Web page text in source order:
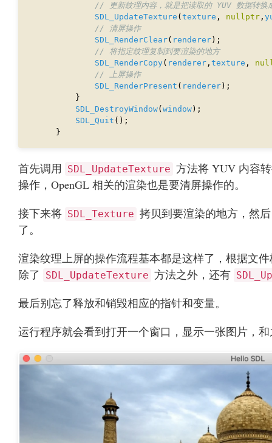
SDL_UpdateTexture ( texture , nullptr ,
SDL_RenderClear( renderer
SDL_RenderCopy( renderer , texture ,
SDL_RenderPresent ( renderer
SDL_DestroyWindow( window
SDL_Quit
首先调用 SDL_UpdateTexture 方法将 YUV 内容
操作，OpenGL 相关的渲染也是要清屏操作的。
接下来将 SDL_Texture 拷贝到要渲染的地方，然
了。
渲染纹理上屏的操作流程基本都是这样了，根据文
除了
SDL_UpdateTexture 方法之外，还有
最后别忘了释放和销毁相应的指针和变量。
运行程序就会看到打开一个窗口，显示一张图片，